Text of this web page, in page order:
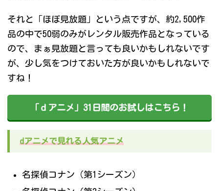
それと「ほぼ見放題」という点ですが、約2,500作
品の中で50弱のみがレンタル販売作品となっている
ので、まぁ見放題と言っても良いかもしれないです
が、少し気をつけておいた方が良いかもしれないで
すね！
「ｄアニメ」31日間のお試しはこちら！
dアニメで見れる人気アニメ
名探偵コナン（第1シーズン）